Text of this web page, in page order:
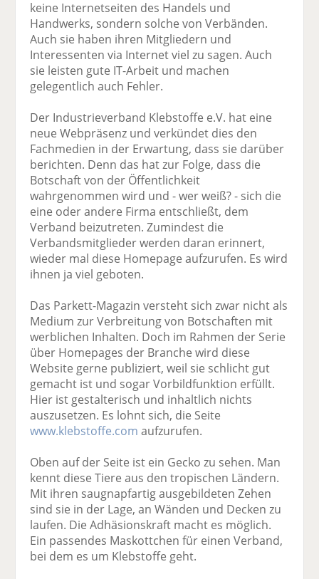
keine Internetseiten des Handels und
Handwerks, sondern solche von Verbänden.
Auch sie haben ihren Mitgliedern und
Interessenten via Internet viel zu sagen. Auch
sie leisten gute IT-Arbeit und machen
gelegentlich auch Fehler.
Der Industrieverband Klebstoffe e.V. hat eine
neue Webpräsenz und verkündet dies den
Fachmedien in der Erwartung, dass sie darüber
berichten. Denn das hat zur Folge, dass die
Botschaft von der Öffentlichkeit
wahrgenommen wird und - wer weiß? - sich die
eine oder andere Firma entschließt, dem
Verband beizutreten. Zumindest die
Verbandsmitglieder werden daran erinnert,
wieder mal diese Homepage aufzurufen. Es wird
ihnen ja viel geboten.
Das Parkett-Magazin versteht sich zwar nicht als
Medium zur Verbreitung von Botschaften mit
werblichen Inhalten. Doch im Rahmen der Serie
über Homepages der Branche wird diese
Website gerne publiziert, weil sie schlicht gut
gemacht ist und sogar Vorbildfunktion erfüllt.
Hier ist gestalterisch und inhaltlich nichts
auszusetzen. Es lohnt sich, die Seite
www.klebstoffe.com aufzurufen.
Oben auf der Seite ist ein Gecko zu sehen. Man
kennt diese Tiere aus den tropischen Ländern.
Mit ihren saugnapfartig ausgebildeten Zehen
sind sie in der Lage, an Wänden und Decken zu
laufen. Die Adhäsionskraft macht es möglich.
Ein passendes Maskottchen für einen Verband,
bei dem es um Klebstoffe geht.